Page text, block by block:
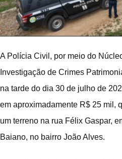
A Polícia Civil, por meio do
Investigação de Crimes
na tarde do dia 30 de julho de
em aproximadamente R$ 25 mil,
um terreno na rua Félix Gaspar,
Baiano, no bairro João Alves.